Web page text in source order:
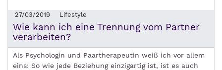
27/03/2019 Lifestyle
Wie kann ich eine Trennung vom Partner
verarbeiten?
Als Psychologin und Paartherapeutin weiß ich vor allem
eins: So wie jede Beziehung einzigartig ist, ist es auch